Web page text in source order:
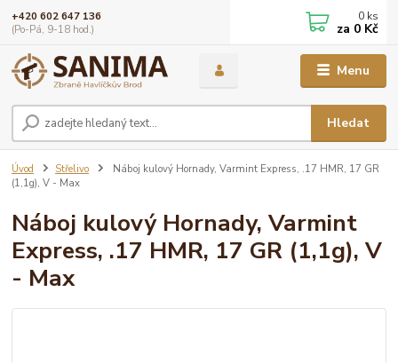
Menu
Hledat
+420 602 647 136
(Po-Pá, 9-18 hod.)
0 ks
za 0 Kč
Úvod Střelivo
Náboj kulový Hornady, Varmint Express, .17 HMR, 17 GR
(1,1g), V - Max
Náboj kulový Hornady, Varmint
Express, .17 HMR, 17 GR (1,1g), V
- Max